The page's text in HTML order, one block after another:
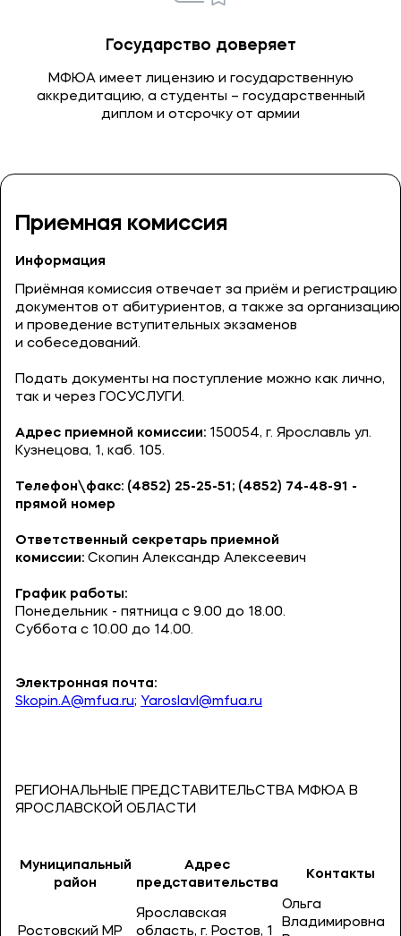
Государство доверяет
МФЮА имеет лицензию и государственную
аккредитацию, а студенты – государственный
диплом и отсрочку от армии
Приемная комиссия
Информация
Приёмная комиссия отвечает за приём и регистрацию
документов от абитуриентов, а также за организацию
и проведение вступительных экзаменов
и собеседований.
Подать документы на поступление можно как лично,
так и через ГОСУСЛУГИ.
Адрес приемной комиссии: 150054, г. Ярославль ул.
Кузнецова, 1, каб. 105.
Телефон\факс: (4852) 25-25-51; (4852) 74-48-91 -
прямой номер
Ответственный секретарь приемной
комиссии: Скопин Александр Алексеевич
График работы:
Понедельник - пятница с 9.00 до 18.00.
Суббота с 10.00 до 14.00.
Электронная почта:
Skopin.A@mfua.ru; Yaroslavl@mfua.ru
РЕГИОНАЛЬНЫЕ ПРЕДСТАВИТЕЛЬСТВА МФЮА В
ЯРОСЛАВСКОЙ ОБЛАСТИ
Муниципальный
район
Адрес
представительства
Контакты
Ростовский МР
Ярославская
область, г. Ростов, 1
Ольга
Владимировна